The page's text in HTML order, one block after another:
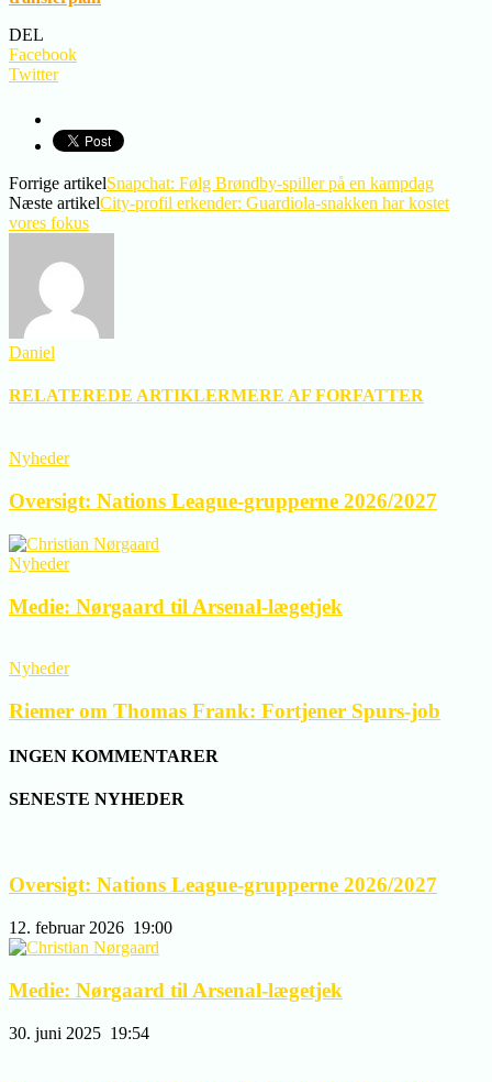
DEL
Facebook
Twitter
Forrige artikelSnapchat: Følg Brøndby-spiller på en kampdag
Næste artikelCity-profil erkender: Guardiola-snakken har kostet
vores fokus
Daniel
RELATEREDE ARTIKLERMERE AF FORFATTER
Nyheder
Oversigt: Nations League-grupperne 2026/2027
Nyheder
Medie: Nørgaard til Arsenal-lægetjek
Nyheder
Riemer om Thomas Frank: Fortjener Spurs-job
INGEN KOMMENTARER
SENESTE NYHEDER
Oversigt: Nations League-grupperne 2026/2027
12. februar 2026 19:00
Medie: Nørgaard til Arsenal-lægetjek
30. juni 2025 19:54